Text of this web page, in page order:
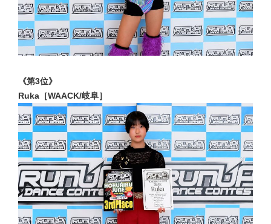
《第3位》
Ruka［WAACK/岐阜］